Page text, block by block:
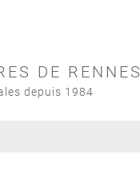
DE RENNES
depuis 1984